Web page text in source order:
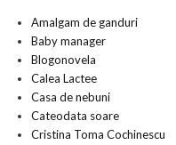
Amalgam de ganduri
Baby manager
Blogonovela
Calea Lactee
Casa de nebuni
Cateodata soare
Cristina Toma Cochinescu